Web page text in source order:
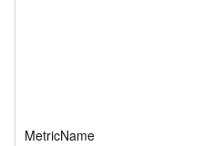
MetricName